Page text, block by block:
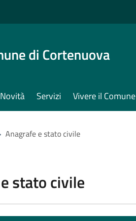
di Cortenuova
Novità Servizi Vivere il Comune
Anagrafe e stato civile
stato civile